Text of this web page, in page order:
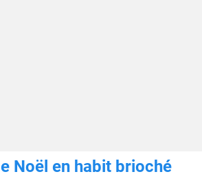
Noël en habit brioché